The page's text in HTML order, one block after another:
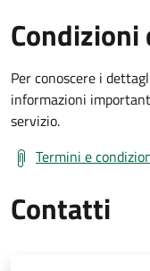
Per conoscere i
informazioni
servizio.
Termini e
Contatti